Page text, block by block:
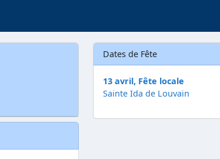
Dates de Fête
13 avril, Fête locale
Sainte Ida de Louvain